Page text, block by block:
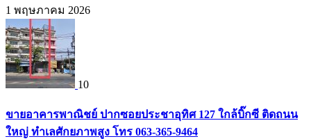
1 พฤษภาคม 2026
10
ขายอาคารพาณิชย์ ปากซอยประชาอุทิศ 127 ใกล้บิ๊กซี ติดถนน
ใหญ่ ทำเลศักยภาพสูง โทร 063-365-9464